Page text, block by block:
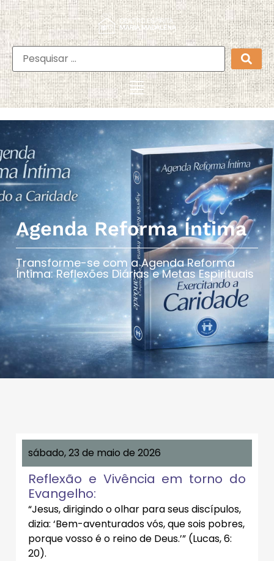
Agenda Reforma Íntima
Transforme-se com a Agenda Reforma
Íntima: Reflexões Diárias e Metas Espirituais​
sábado, 23 de maio de 2026
Reflexão e Vivência em torno do
Evangelho:
“Jesus, dirigindo o olhar para seus discípulos,
dizia: ‘Bem-aventurados vós, que sois pobres,
porque vosso é o reino de Deus.’” (Lucas, 6:
20).